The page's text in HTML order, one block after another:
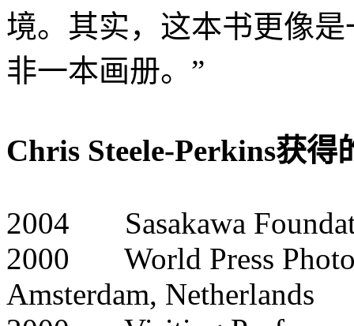
境。其实，这本书更像
非一本画册。”
Chris Steele-Perkins获
2004 Sasakawa
2000 World Press
Amsterdam, Netherlands